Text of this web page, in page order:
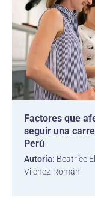
Factores que
seguir una
Perú
Autoría: Beatrice
Vilchez-Román